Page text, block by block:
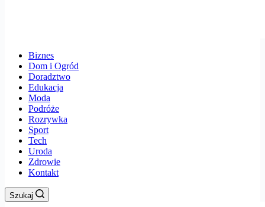
Biznes
Dom i Ogród
Doradztwo
Edukacja
Moda
Podróże
Rozrywka
Sport
Tech
Uroda
Zdrowie
Kontakt
Szukaj